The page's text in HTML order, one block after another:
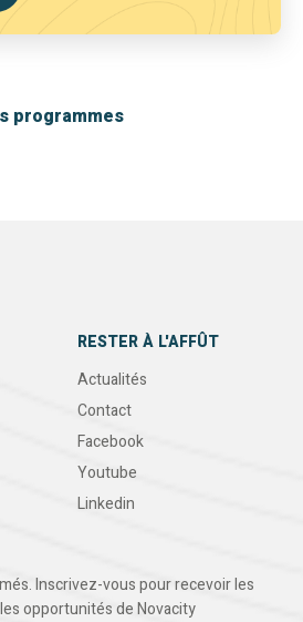
programmes
RESTER À L'AFFÛT
Actualités
Contact
Facebook
Youtube
Linkedin
Inscrivez-vous pour recevoir les
opportunités de Novacity